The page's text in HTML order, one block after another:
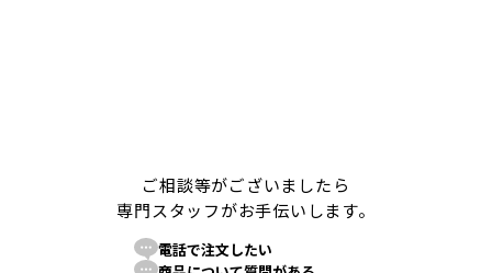
ご相談等がございましたら
専門スタッフがお手伝いします。
電話で注文したい